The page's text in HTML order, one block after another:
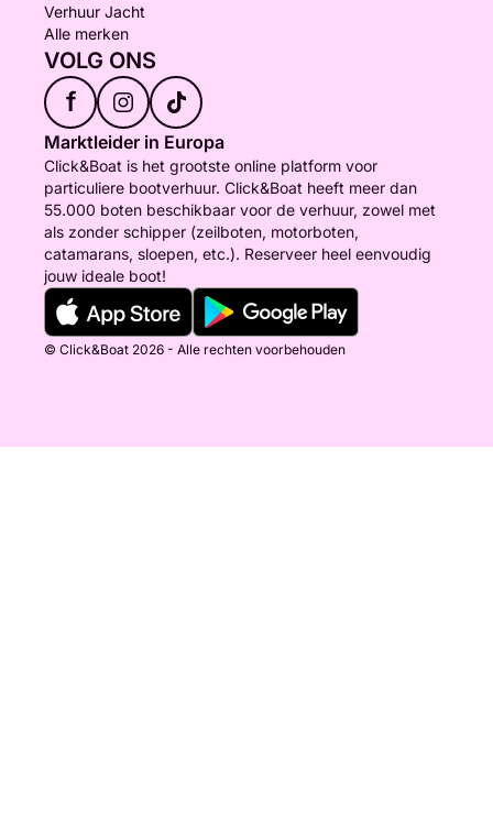
Verhuur Jacht
Alle merken
VOLG ONS
f
Marktleider in Europa
Click&Boat is het grootste online platform voor
particuliere bootverhuur. Click&Boat heeft meer dan
55.000 boten beschikbaar voor de verhuur, zowel met
als zonder schipper (zeilboten, motorboten,
catamarans, sloepen, etc.). Reserveer heel eenvoudig
jouw ideale boot!
© Click&Boat 2026 - Alle rechten voorbehouden